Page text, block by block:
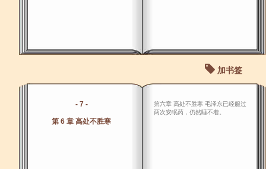
加书签
- 7 -
第 6 章 高处不胜寒
第六章 高处不胜寒 毛泽东已经服过
两次安眠药，仍然睡不着。